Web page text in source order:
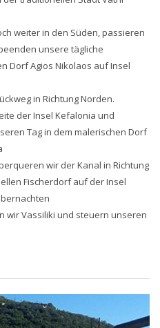
weiter in den Süden, passieren
unsere tägliche
Dorf Agios Nikolaos auf Insel
in Richtung Norden.
der Insel Kefalonia und
Tag in dem malerischen Dorf
wir der Kanal in Richtung
Fischerdorf auf der Insel
wir Vassiliki und steuern unseren